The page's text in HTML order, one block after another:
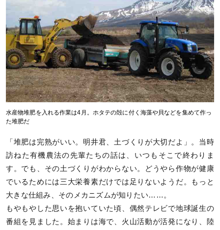
水産物堆肥を入れる作業は4月。ホタテの殻に付く海藻や貝などを集めて作っ
た堆肥だ
「堆肥は完熟がいい。明井君、土づくりが大切だよ」。当時
訪ねた有機農法の先輩たちの話は、いつもそこで終わりま
す。でも、その土づくりがわからない。どうやら作物が健康
でいるためには三大栄養素だけでは足りないようだ。もっと
大きな仕組み、そのメカニズムが知りたい……。
もやもやした思いを抱いていた頃、偶然テレビで地球誕生の
番組を見ました。始まりは海で、火山活動が活発になり、陸